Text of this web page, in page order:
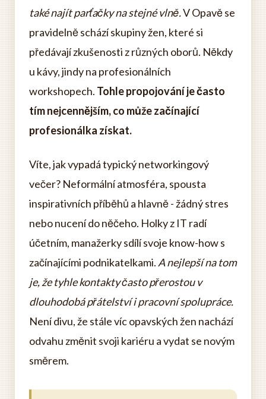
také najít parťačky na stejné vlně.V Opavě se
pravidelně schází skupiny žen, které si
předávají zkušenosti z různých oborů. Někdy
u kávy, jindy na profesionálních
workshopech. Tohle propojování je často
tím nejcennějším, co může začínající
profesionálka získat.
Víte, jak vypadá typický networkingový
večer? Neformální atmosféra, spousta
inspirativních příběhů a hlavně - žádný stres
nebo nucení do něčeho. Holky z IT radí
účetním, manažerky sdílí svoje know-how s
začínajícími podnikatelkami. A nejlepší na tom
je, že tyhle kontakty často přerostou v
dlouhodobá přátelství i pracovní spolupráce.
Není divu, že stále víc opavských žen nachází
odvahu změnit svoji kariéru a vydat se novým
směrem.